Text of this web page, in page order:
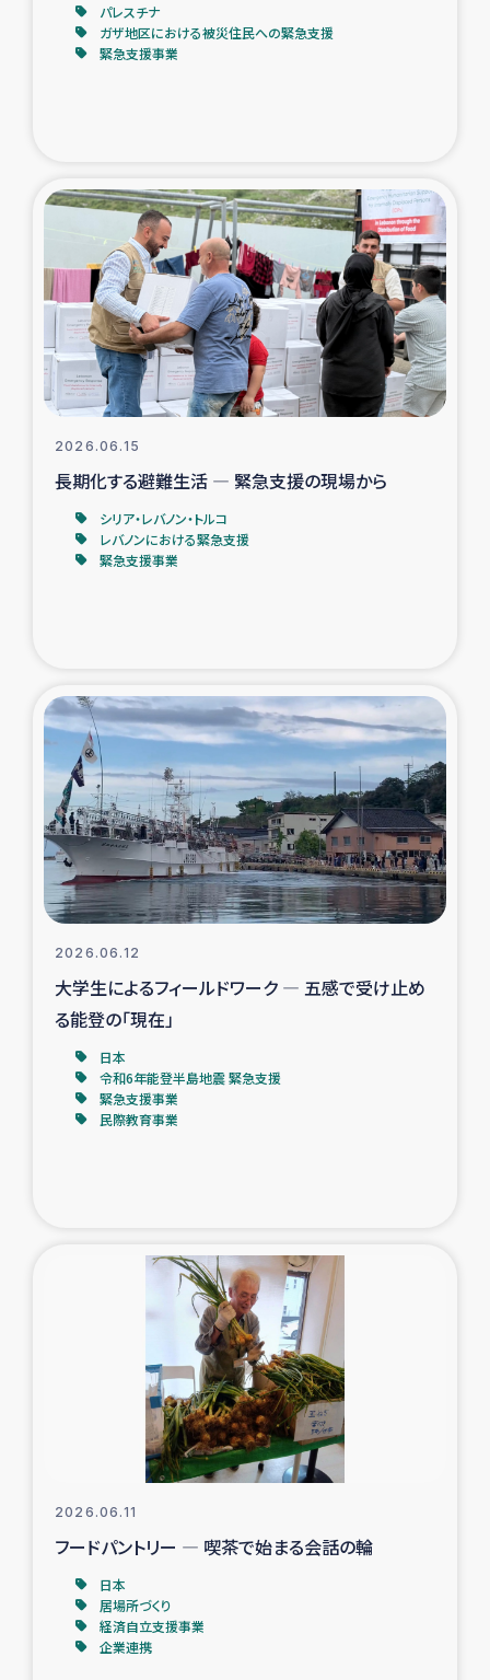
令和6年能登半島地震 緊急支援
タイ国境ミャンマー移民子ども支援
漁民によるマングローブ植林活動
レバノンでのシリア難民への食糧・越冬支援
レバノンにおける緊急支援
レバノンでのシリア難民への教育支援事業
海外ルーツの市民との共生
復興応援隊の活動
仮設住宅生活支援・農業復興支援
漁業復興支援
インターン・ボランティア日誌
ガザ空爆被災者への食料支援と農家生産支援
ガザ地区における被災住民への緊急支援
ガザ地区酪農を通した女性グループの生計支援
ふりかけ普及と食生活改善による栄養改善事業
フェアトレード事業
女性の生計向上を通じた子どもの栄養改善事業
パレスチナ
ガザ地区における被災住民への緊急支援
緊急支援事業
2026.06.15
長期化する避難生活 ― 緊急支援の現場から
シリア・レバノン・トルコ
レバノンにおける緊急支援
緊急支援事業
2026.06.12
大学生によるフィールドワーク ― 五感で受け止め
る能登の「現在」
日本
令和6年能登半島地震 緊急支援
緊急支援事業
民際教育事業
2026.06.11
フードパントリー ― 喫茶で始まる会話の輪
日本
居場所づくり
経済自立支援事業
企業連携